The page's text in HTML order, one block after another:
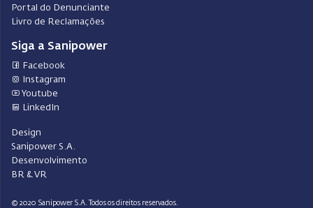
Portal do Denunciante
Livro de Reclamações
Siga a Sanipower
Facebook
Instagram
Youtube
LinkedIn
Design
Sanipower S.A.
Desenvolvimento
BR & VR
© 2020 Sanipower S.A. Todos os direitos reservados.